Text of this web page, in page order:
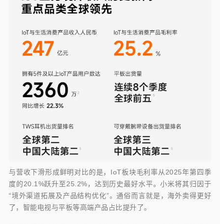
与营收下滑形成鲜明对比的是，IoT板块毛利率从2025年第四季
度的20.1%跃升至25.2%，达到历史最好水平。小米将其归因于
“境外渠道拓展及产品结构优化”。通俗而言就是，海外卖得更好
了，智能电视与平板等高端产品占比提升了。